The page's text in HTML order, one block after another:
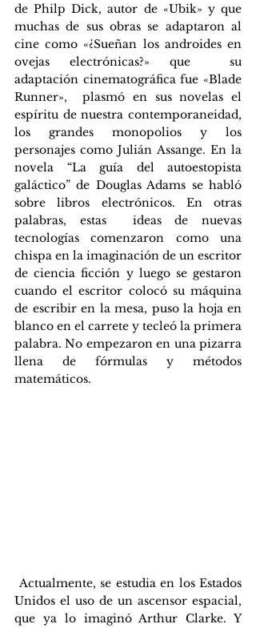
de Philp Dick, autor de «Ubik» y que
muchas de sus obras se adaptaron al
cine como «¿Sueñan los androides en
ovejas electrónicas?» que  su
adaptación cinematográfica fue «Blade
Runner»,  plasmó en sus novelas el
espíritu de nuestra contemporaneidad,
los grandes monopolios y los
personajes como Julián Assange. En la
novela “La guía del autoestopista
galáctico” de Douglas Adams se habló
sobre libros electrónicos. En otras
palabras, estas  ideas de nuevas
tecnologías comenzaron como una
chispa en la imaginación de un escritor
de ciencia ficción y luego se gestaron
cuando el escritor colocó su máquina
de escribir en la mesa, puso la hoja en
blanco en el carrete y tecleó la primera
palabra. No empezaron en una pizarra
llena de fórmulas y métodos
matemáticos.
Unidos el uso de un ascensor espacial,
que ya lo imaginó Arthur Clarke. Y